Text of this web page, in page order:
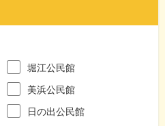
堀江公民館
美浜公民館
日の出公民館